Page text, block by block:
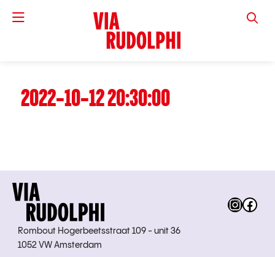
VIA
2022-10-12 20:30:00
Rombout Hogerbeetsstraat 109 - unit 36
1052 VW Amsterdam